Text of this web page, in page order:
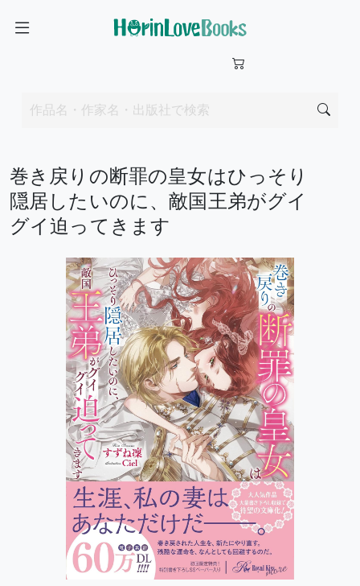
巻き戻りの断罪の皇女はひっそり
隠居したいのに、敵国王弟がグイ
グイ迫ってきます